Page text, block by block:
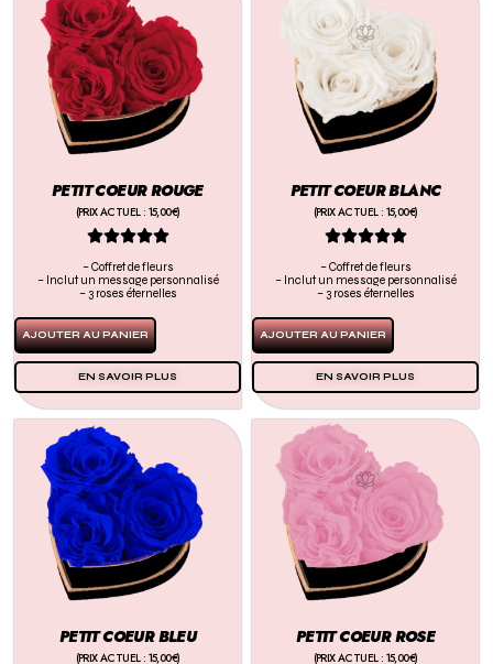
PETIT COEUR ROUGE
(PRIX ACTUEL : 15,00€)

– Coffret de fleurs
– Inclut un message personnalisé
– 3 roses éternelles
AJOUTER AU PANIER
EN SAVOIR PLUS
PETIT COEUR BLANC
(PRIX ACTUEL : 15,00€)

– Coffret de fleurs
– Inclut un message personnalisé
– 3 roses éternelles
AJOUTER AU PANIER
EN SAVOIR PLUS
PETIT COEUR BLEU
(PRIX ACTUEL : 15,00€)
PETIT COEUR ROSE
(PRIX ACTUEL : 15,00€)